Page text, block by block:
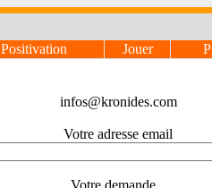
Positivation Jouer
infos@kronides.com
Votre adresse email
Votre demande...